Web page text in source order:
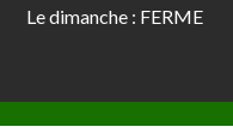
Le dimanche : FERME